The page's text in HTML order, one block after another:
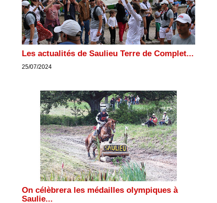
Les actualités de Saulieu Terre de Complet...
25/07/2024
On célèbrera les médailles olympiques à
Saulie...